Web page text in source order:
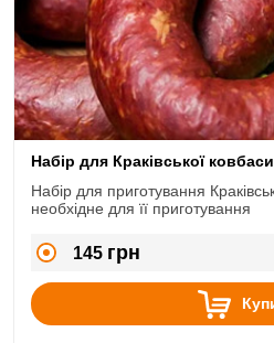
Набір для Краківської ковбаси
Набір для приготування
необхідне для її приготування
145 грн